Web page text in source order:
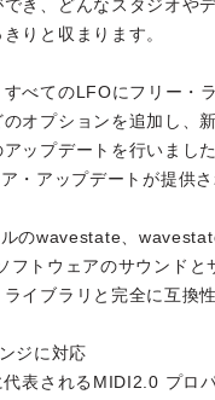
き、どんなスタジオや
りと収まります。
べてのLFOにフリー・
オプションを追加し、
ップデートを行いまし
・アップデートが提供さ
のwavestate、
トウェアのサウンドと
イブラリと完全に互換
ジに対応
表されるMIDI2.0 プロ